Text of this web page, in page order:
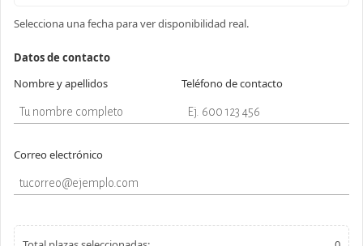
Selecciona una fecha para ver disponibilidad real.
Datos de contacto
Nombre y apellidos
Teléfono de contacto
Correo electrónico